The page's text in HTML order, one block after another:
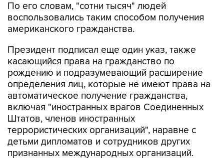
По его словам, "сотни тысяч" людей
воспользовались таким способом получения
американского гражданства.
Президент подписал еще один указ, также
касающийся права на гражданство по
рождению и подразумевающий расширение
определения лиц, которые не имеют права на
автоматическое получение гражданства,
включая "иностранных врагов Соединенных
Штатов, членов иностранных
террористических организаций", наравне с
детьми дипломатов и сотрудников других
признанных международных организаций.